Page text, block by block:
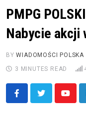
PMPG
Nabycie akcji
BYWIADOMOŚCI POLSKA
3 MINUTES READ